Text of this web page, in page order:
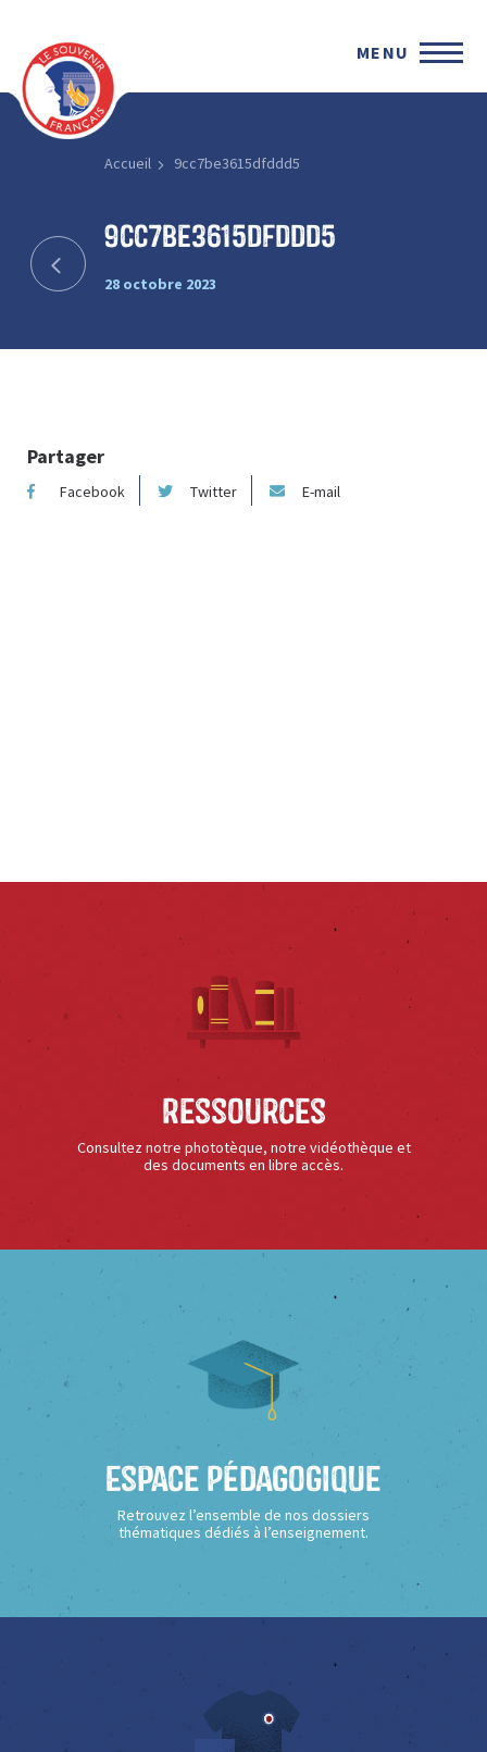
MENU
Accueil 9cc7be3615dfddd5
9cc7be3615dfddd5
28 octobre 2023
Partager
Facebook Twitter E-mail
Ressources
Consultez notre phototèque, notre vidéothèque et
des documents en libre accès.
Espace Pédagogique
Retrouvez l’ensemble de nos dossiers
thématiques dédiés à l’enseignement.